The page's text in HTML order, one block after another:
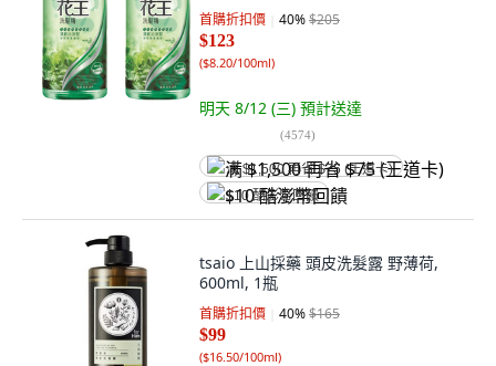
首購折扣價 40%$205
$123
($8.20/100ml)
明天 8/12 (三) 預計送達
(4574)
满 $1,500 再省 $75 (王道卡)
$10 酷澎幣回饋
tsaio 上山採藥 頭皮洗髮露 野薄荷,
600ml, 1瓶
首購折扣價 40%$165
$99
($16.50/100ml)